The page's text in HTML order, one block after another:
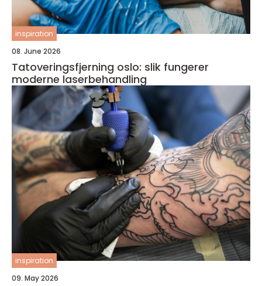
inspiration
08. June 2026
Tatoveringsfjerning oslo: slik fungerer
moderne laserbehandling
inspiration
09. May 2026